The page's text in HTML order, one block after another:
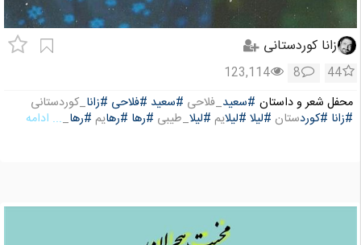
زانا کوردستانی
44
8
123,114
محفل شعر و داستان #سعید_فلاحی #سعید #فلاحی #زانا_کوردستانی
#زانا #کوردستان #لیلا #لیلایم #لیلا_طیبی #رها #رهایم #رها_... ادامه